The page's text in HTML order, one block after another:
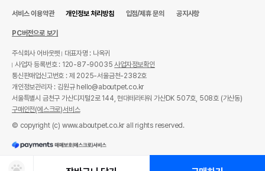
서비스 이용약관 개인정보 처리방침 입점/제휴 문의 공지사항
PC버전으로 보기
주식회사 어바웃펫
대표자명 : 나옥귀
사업자 등록번호 : 120-87-90035사업자정보확인
통신판매업신고번호 : 제 2025-서울금천-2382호
개인정보관리자 : 김원규 hello@aboutpet.co.kr
서울특별시 금천구 가산디지털2로 144, 현대테라타워 가산DK 507호, 508호 (가산동)
구매안전(에스크로)서비스
© copyright (c) www.aboutpet.co.kr all rights reserved.